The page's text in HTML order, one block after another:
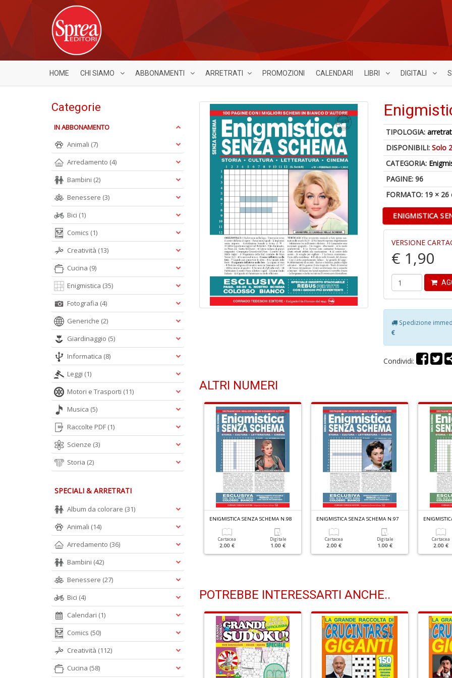
HOME CHI SIAMO ABBONAMENTI ARRETRATI PROMOZIONI CALENDARI LIBRI DIGITALI
TIPOLOGIA:
DISPONIBILI:Solo
CATEGORIA:
PAGINE: 96
FORMATO: 19 × 26
ENIGMISTICA
VERSIONE
€ 1,90
Spedizione
€
Condividi:
ALTRI NUMERI
SENZA SCHEMA N.84
1.00 €
ENIGMISTICA SENZA SCHEMA N.83
1.90 € 1.00 €
ENIGMISTICA SENZA SCHEMA N.98
Cartacea
2.00 €
Digitale
1.00 €
ENIGMISTICA SENZA SCHEMA N.97
Cartacea
2.00 €
Digitale
1.00 €
Cartacea
2.00 €
POTREBBE INTERESSARTI ANCHE..
Categorie
IN ABBONAMENTO
Animali (7)
Arredamento (4)
Bambini (2)
Benessere (3)
Bici (1)
Comics (1)
Creatività (13)
Cucina (9)
Enigmistica (35)
Fotografia (4)
Generiche (2)
Giardinaggio (5)
Informatica (8)
Leggi (1)
Motori e Trasporti (11)
Musica (5)
Raccolte PDF (1)
Scienze (3)
Storia (2)
SPECIALI & ARRETRATI
Album da colorare (31)
Animali (14)
Arredamento (36)
Bambini (42)
Benessere (27)
Bici (4)
Calendari (1)
Comics (50)
Creatività (112)
Cucina (58)